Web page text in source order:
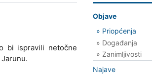
bi ispravili netočne
Objave
» Priopćenja
» Događanja
» Zanimljivosti
Najave